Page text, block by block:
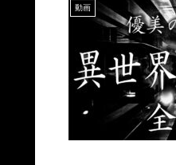
動画